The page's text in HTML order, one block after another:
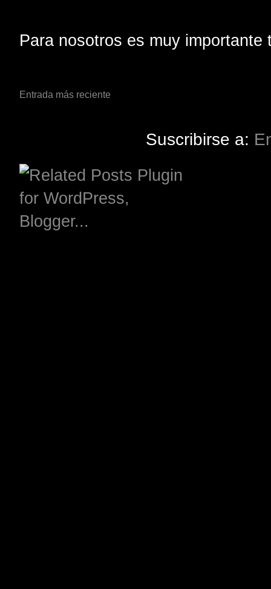
Para nosotros es muy
Entrada más reciente
Suscribirse a: